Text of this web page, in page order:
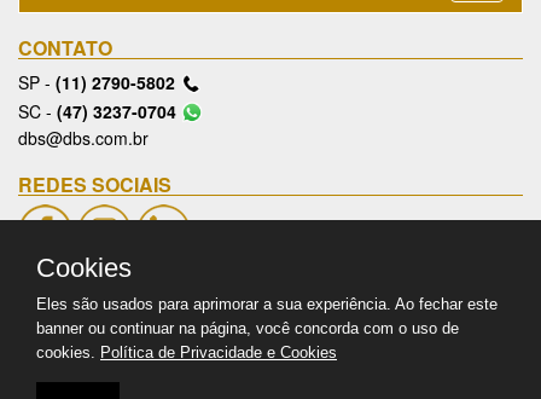
CONTATO
SP - (11) 2790-5802
SC - (47) 3237-0704
dbs@dbs.com.br
REDES SOCIAIS
ÁREA RESTRITA
Acessos: 5139481
Cookies
Eles são usados para aprimorar a sua experiência. Ao fechar este
banner ou continuar na página, você concorda com o uso de
cookies. Política de Privacidade e Cookies